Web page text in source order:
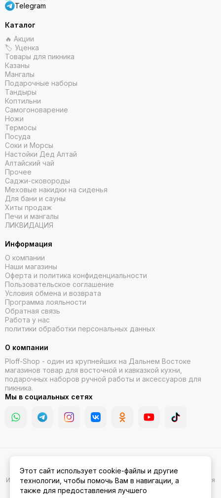
Telegram
Каталог
🔥 Акции
🏷 Уценка
Товары для пикника
Казаны
Мангалы
Подарочные наборы
Тандыры
Коптильни
Самогоноварение
Ножи
Термосы
Посуда
Соки и Морсы
Настойки Дед Алтай
Алтайский чай
Прочее
Саджи-сковороды
Меховые накидки на сиденья
Для бани и сауны
Хиты продаж
Печи и мангалы
ЛИКВИДАЦИЯ
Информация
О компании
Наши магазины
Оферта и политика конфиденциальности
Пользовательское соглашение
Условия обмена и возврата
Программа лояльности
Обратная связь
Работа у нас
политики обработки персональных данных
О компании
Ploff-Shop - один из крупнейших на Дальнем Востоке
магазинов товар для восточной и кавказкой кухни,
подарочных наборов ручной работы и аксессуаров для
пикника.
Мы в социальных сетях
Амуре.Карта сайта
Информация на сайте носит ознакомительный характер и не является
публичной офертой.
Этот сайт использует cookie-файлы и другие
технологии, чтобы помочь Вам в навигации, а
также для предоставления лучшего